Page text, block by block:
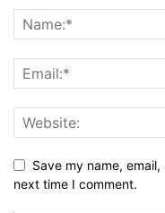
Save my name,
next time I comment.